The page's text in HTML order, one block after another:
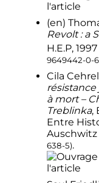
↑
p. 160-
↑
p. 161.
↑
p. 166.
↑
p. 169.
↑
p. 170.
↑
12
1984
(en)
Revolt : a
H.E.P, 1997
9649442-0-6
Cila
à mort –
Treblinka,
Entre
Auschwitz
638-5).